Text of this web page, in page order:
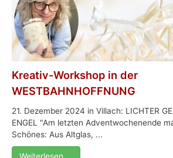
Kreativ-Workshop in der
WESTBAHNHOFFNUNG
21. Dezember 2024 in Villach: LICHTER
ENGEL "Am letzten Adventwochenende
Schönes: Aus Altglas, ...